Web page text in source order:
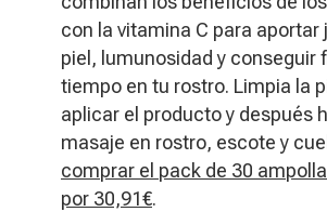
con la vitamina C para aportar
piel, lumunosidad y conseguir
tiempo en tu rostro. Limpia la
aplicar el producto y después
masaje en rostro, escote y
comprar el pack de 30
por 30,91€.